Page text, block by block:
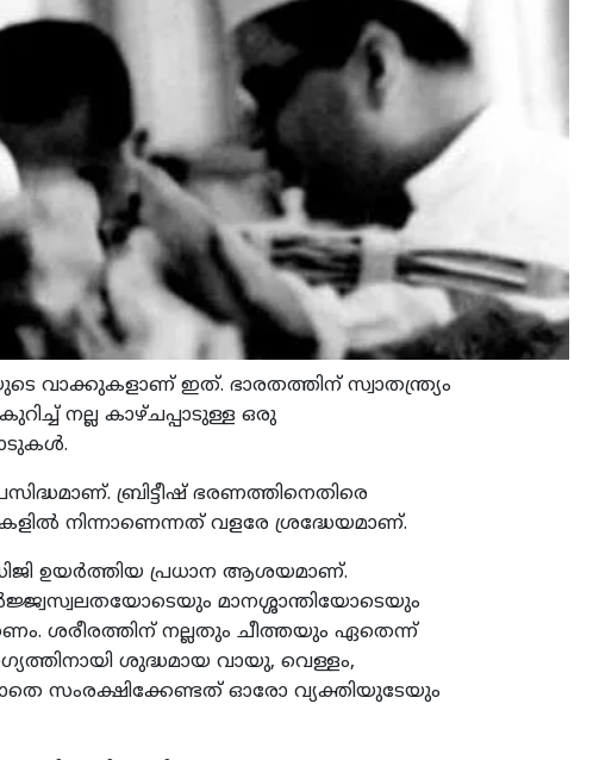
വാക്കുകളാണ് ഇത്. ഭാരതത്തിന് സ്വാതന്ത്ര്യം
നല്ല കാഴ്ചപ്പാടുള്ള ഒരു
ബ്രിട്ടീഷ് ഭരണത്തിനെതിരെ
നിന്നാണെന്നത് വളരേ ശ്രദ്ധേയമാണ്.
ഉയര്‍ത്തിയ പ്രധാന ആശയമാണ്.
മാനശ്ശാന്തിയോടെയും
ശരീരത്തിന് നല്ലതും ചീത്തയും ഏതെന്ന്
ശുദ്ധമായ വായു, വെള്ളം,
സംരക്ഷിക്കേണ്ടത് ഓരോ വ്യക്തിയുടേയും